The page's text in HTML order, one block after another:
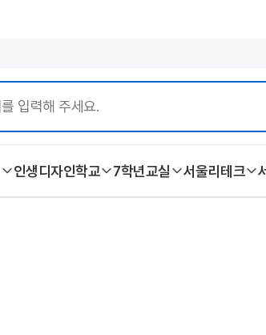
인생디자인학교 7학년교실 서울리테크